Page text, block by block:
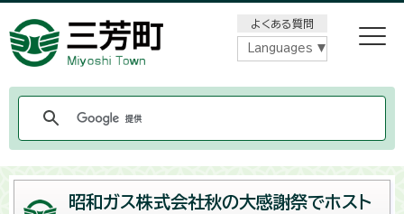
よくある質問
Languages
昭和ガス株式会社秋の大感謝祭でホスト